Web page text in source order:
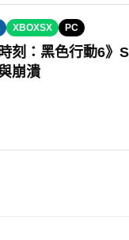
XBOXSX PC
時刻：黑色行動6
崩潰